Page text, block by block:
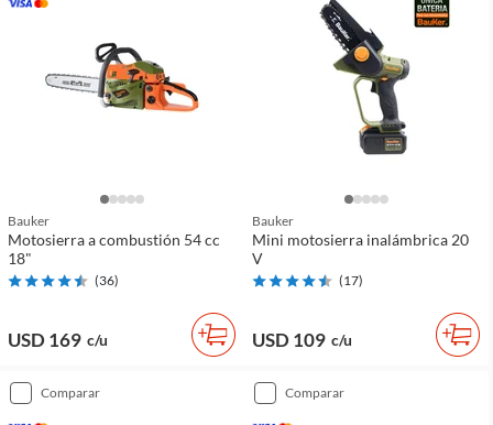
Bauker
Motosierra a combustión 54 cc
18"
(36)
USD 169 c/u
Bauker
Mini motosierra inalámbrica 20
V
(17)
USD 109 c/u
comparar comparar